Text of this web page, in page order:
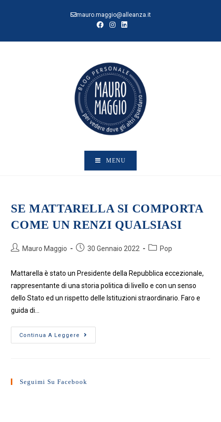
mauro.maggio@alleanza.it
MENU
SE MATTARELLA SI COMPORTA
COME UN RENZI QUALSIASI
AutoreMauro Maggio
Articolo30 Gennaio 2022
Categoria
Pop
Mattarella è stato un Presidente della Repubblica eccezionale,
rappresentante di una storia politica di livello e con un senso
dello Stato ed un rispetto delle Istituzioni straordinario. Faro e
guida di…
Continua A Leggere
SE
MATTARELLA
QUALSIASI
Seguimi Su Facebook